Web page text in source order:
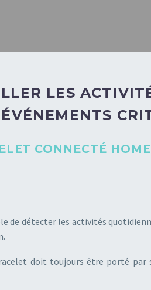
LES
CONNECTÉ
détecter les activités
doit toujours être porté par